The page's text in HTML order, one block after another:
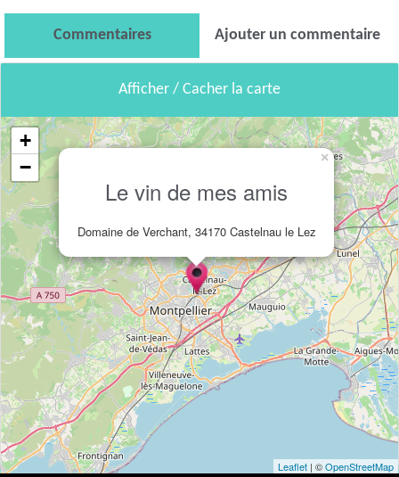
Commentaires Ajouter un commentaire
Afficher / Cacher la carte
Le vin de mes amis
Domaine de Verchant, 34170 Castelnau le Lez
×
+
−
Leaflet | ©OpenStreetMap